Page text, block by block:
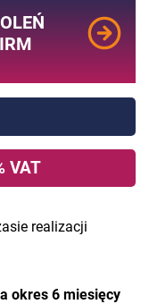
VAT
realizacji
okres 6 miesięcy